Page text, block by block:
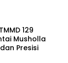
129
Musholla
Presisi